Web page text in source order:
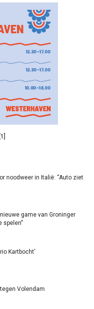
noodweer in Italië: “Auto ziet
game van Groninger
spelen”
Kartbocht’
Volendam